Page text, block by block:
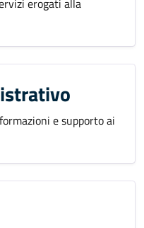
erogati alla
e supporto ai